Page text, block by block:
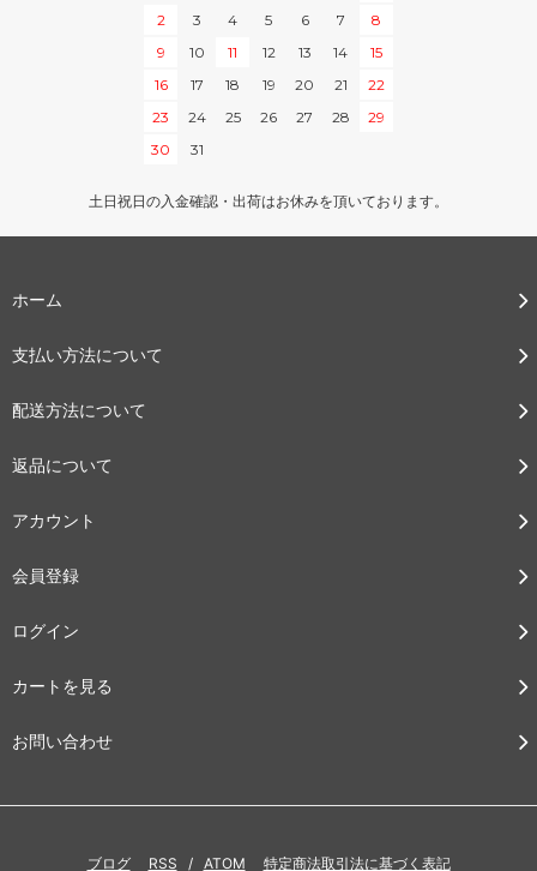
2
3 4 5 6 7
8
9
10 11 12 13 14
15
16
17 18 19 20 21
22
23
24 25 26 27 28
29
30
31
土日祝日の入金確認・出荷はお休みを頂いております。
ホーム
支払い方法について
配送方法について
返品について
アカウント
会員登録
ログイン
カートを見る
お問い合わせ
ブログ RSS / ATOM 特定商法取引法に基づく表記